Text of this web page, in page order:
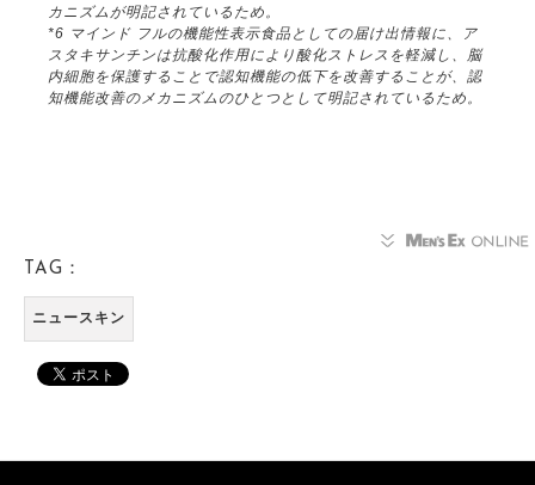
カニズムが明記されているため。
*6 マインド フルの機能性表示食品としての届け出情報に、ア
スタキサンチンは抗酸化作用により酸化ストレスを軽減し、脳
内細胞を保護することで認知機能の低下を改善することが、認
知機能改善のメカニズムのひとつとして明記されているため。
TAG：
ニュースキン